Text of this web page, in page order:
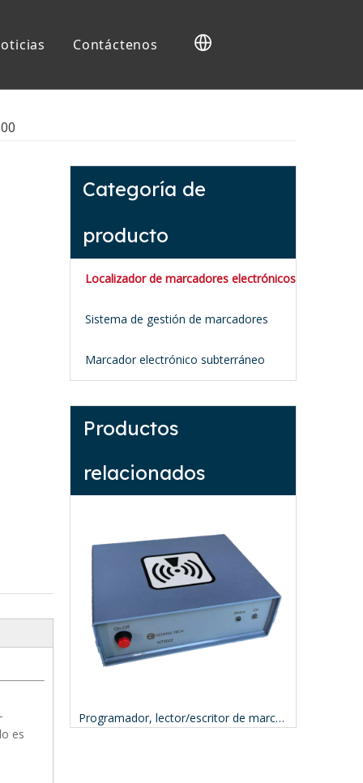
Contáctenos
es
Categoría de
producto
Localizador de marcadores electrónicos
Sistema de gestión de marcadores
Marcador electrónico subterráneo
Productos
relacionados
9000 Programador, lector/escritor de marcadores RFID WT8002